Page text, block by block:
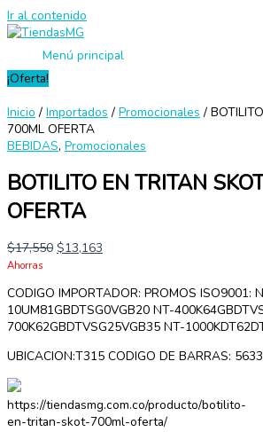
Ir al contenido
Menú principal
¡Oferta!
Inicio / Importados / Promocionales /
700ML OFERTA
BEBIDAS, Promocionales
BOTILITO EN TRITAN
OFERTA
$17,550 $13,163
Ahorras
CODIGO IMPORTADOR: PROMOS ISO9001:
10UM81GBDTSG0VGB20 NT-
700K62GBDTVSG25VGB35 NT-
UBICACION:T315 CODIGO DE BARRAS:
https://tiendasmg.com.co/producto/botilito-
en-tritan-skot-700ml-oferta/